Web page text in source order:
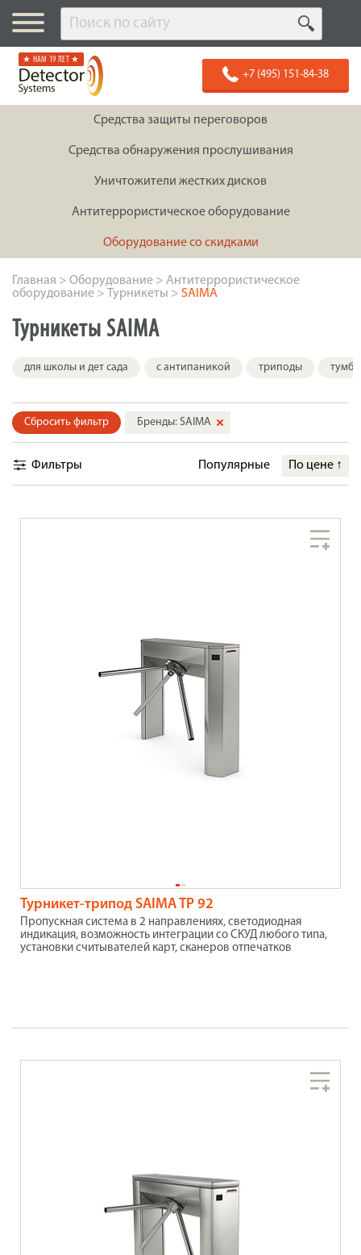
★ НАМ 19 ЛЕТ ★
+7 (495) 151-84-38
Средства защиты переговоров
Средства обнаружения прослушивания
Уничтожители жестких дисков
Антитеррористическое оборудование
Оборудование со скидками
Главная > Оборудование > Антитеррористическое
оборудование > Турникеты > SAIMA
Турникеты SAIMA
для школы и дет сада с антипаникой триподы
Сбросить фильтр Бренды: SAIMA
Фильтры Популярные По цене ↑
Турникет-трипод SAIMA TP 92
Пропускная система в 2 направлениях, светодиодная
индикация, возможность интеграции со СКУД любого типа,
установки считывателей карт, сканеров отпечатков